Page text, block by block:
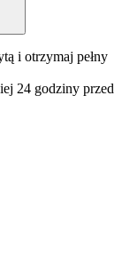
i otrzymaj pełny
24 godziny przed